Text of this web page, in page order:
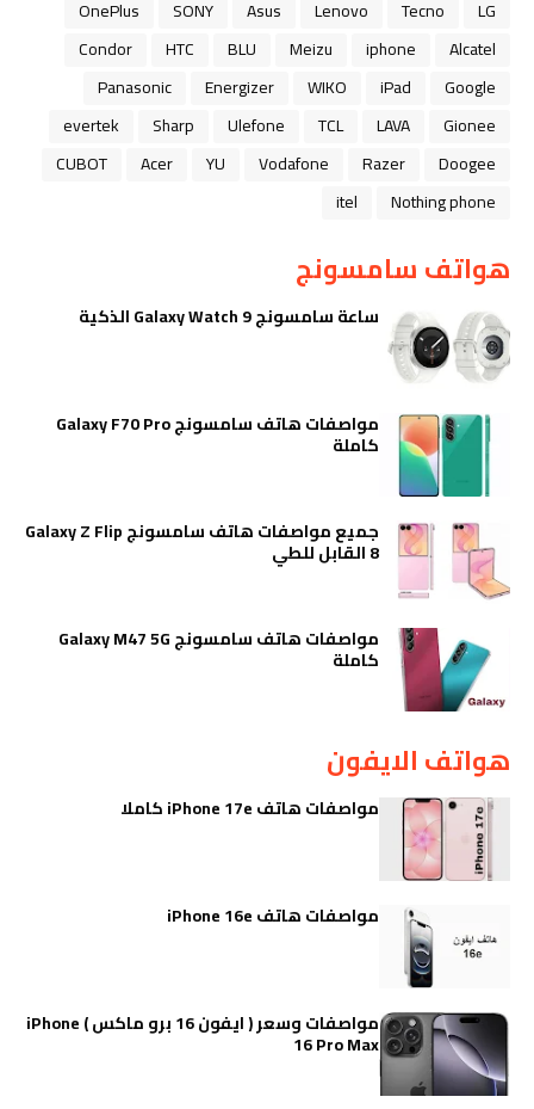
LG
Tecno
Lenovo
Asus
SONY
OnePlus
Alcatel
iphone
Meizu
BLU
HTC
Condor
Google
iPad
WIKO
Energizer
Panasonic
Gionee
LAVA
TCL
Ulefone
Sharp
evertek
Doogee
Razer
Vodafone
YU
Acer
CUBOT
Nothing phone
itel
هواتف سامسونج
ساعة سامسونج Galaxy Watch 9 الذكية
مواصفات هاتف سامسونج Galaxy F70 Pro
كاملة
جميع مواصفات هاتف سامسونج Galaxy Z Flip
8 القابل للطي
مواصفات هاتف سامسونج Galaxy M47 5G
كاملة
هواتف الايفون
مواصفات هاتف iPhone 17e كاملا
مواصفات هاتف iPhone 16e
مواصفات وسعر ( ايفون 16 برو ماكس ) iPhone
16 Pro Max